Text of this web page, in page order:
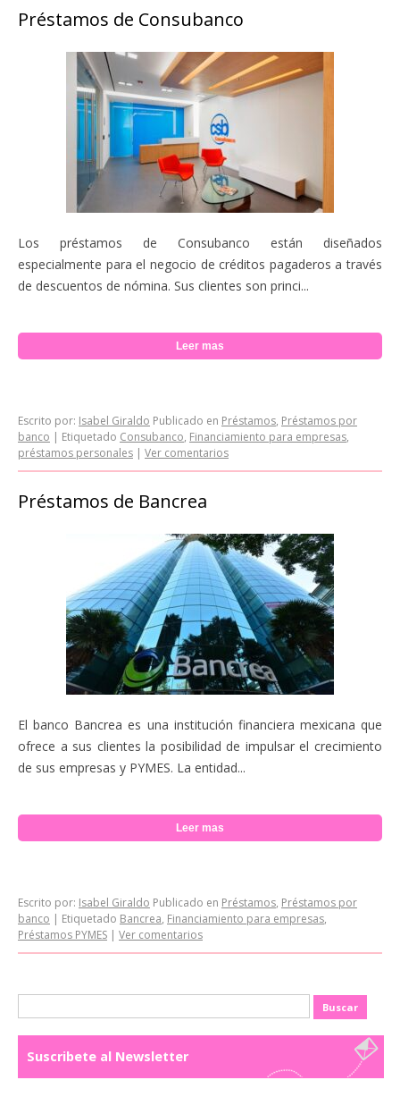
Préstamos de Consubanco
Los préstamos de Consubanco están diseñados
especialmente para el negocio de créditos pagaderos a través
de descuentos de nómina. Sus clientes son princi...
Leer mas
Escrito por: Isabel Giraldo Publicado en Préstamos, Préstamos por
banco | Etiquetado Consubanco, Financiamiento para empresas,
préstamos personales | Ver comentarios
Préstamos de Bancrea
El banco Bancrea es una institución financiera mexicana que
ofrece a sus clientes la posibilidad de impulsar el crecimiento
de sus empresas y PYMES. La entidad...
Leer mas
Escrito por: Isabel Giraldo Publicado en Préstamos, Préstamos por
banco | Etiquetado Bancrea, Financiamiento para empresas,
Préstamos PYMES | Ver comentarios
Suscribete al Newsletter